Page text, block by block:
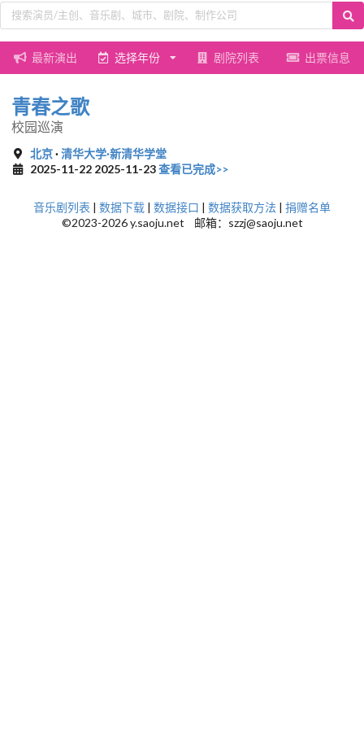
最新演出 选择年份 剧院列表 出票信息
青春之歌
校园巡演
北京·清华大学·新清华学堂
2025-11-22 2025-11-23查看已完成>>
音乐剧列表 | 数据下载 | 数据接口 | 数据获取方法 | 捐赠名单
©2023-2026 y.saoju.net 邮箱：szzj@saoju.net